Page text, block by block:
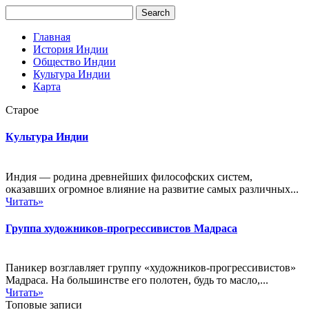
Главная
История Индии
Общество Индии
Культура Индии
Карта
Старое
Культура Индии
Индия — родина древнейших философских систем,
оказавших огромное влияние на развитие самых различных...
Читать»
Группа художников-прогрессивистов Мадраса
Паникер возглавляет группу «художников-прогрессивистов»
Мадраса. На большинстве его полотен, будь то масло,...
Читать»
Топовые записи